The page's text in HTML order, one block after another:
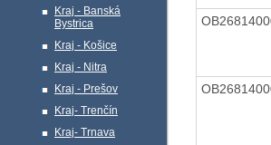
Kraj - Banská
Bystrica
Kraj - Košice
Kraj - Nitra
Kraj - Prešov
Kraj- Trenčín
Kraj- Trnava